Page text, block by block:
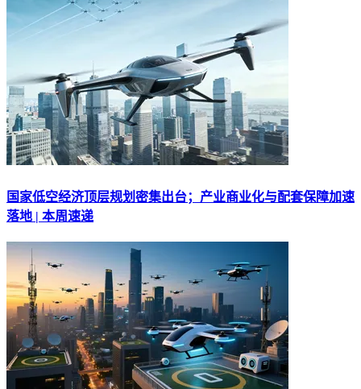
国家低空经济顶层规划密集出台；产业商业化与配套保障加速
落地 | 本周速递